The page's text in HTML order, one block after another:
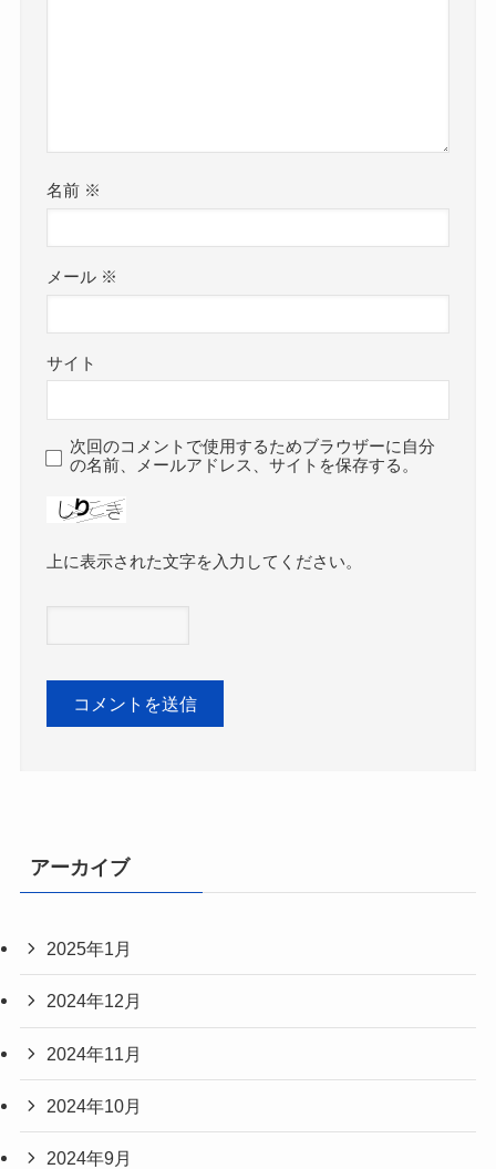
名前 ※
メール ※
サイト
次回のコメントで使用するためブラウザーに自分
の名前、メールアドレス、サイトを保存する。
上に表示された文字を入力してください。
アーカイブ
2025年1月
2024年12月
2024年11月
2024年10月
2024年9月